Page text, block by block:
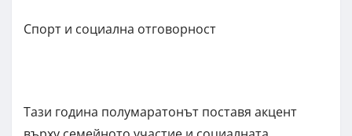
Спорт и социална отговорност
Тази година полумаратонът поставя акцент